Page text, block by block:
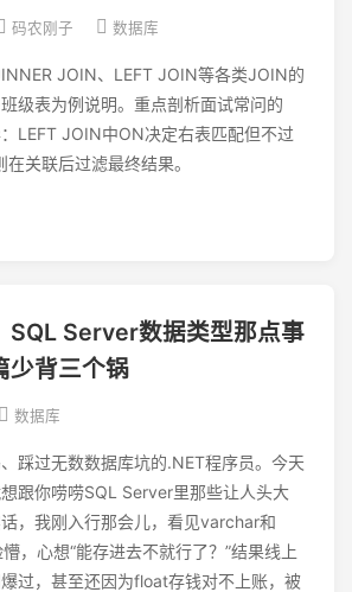
码农刚子 数据库
JOIN、LEFT JOIN等各类JOIN的
级表为例说明。重点剖析面试常问的
LEFT JOIN中ON决定右表匹配但不过
在关联后过滤最终结果。
SQL Server数据类型那点事
少背三个锅
数据库
踩过无数数据库坑的.NET程序员。今天
跟你唠唠SQL Server里那些让人头大
，我刚入行那会儿，看见varchar和
，心想“能存进去不就行了？”结果线上
过，甚至还因为float存钱对不上账，被